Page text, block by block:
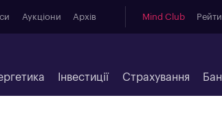
Аукціони Архів Mind Club
Інвестиції Страхування